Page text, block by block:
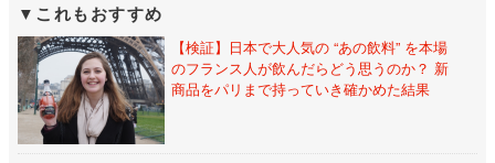
これもおすすめ
【検証】日本で大人気の “あの飲料” を本場
のフランス人が飲んだらどう思うのか？ 新
商品をパリまで持っていき確かめた結果